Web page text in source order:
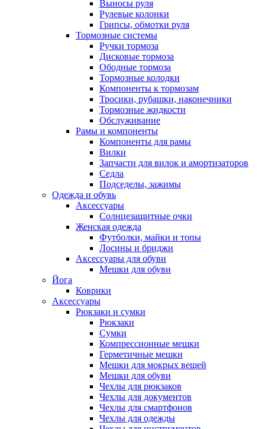
Выносы руля
Рулевые колонки
Грипсы, обмотки руля
Тормозные системы
Ручки тормоза
Дисковые тормоза
Ободные тормоза
Тормозные колодки
Компоненты к тормозам
Тросики, рубашки, наконечники
Тормозные жидкости
Обслуживание
Рамы и компоненты
Компоненты для рамы
Вилки
Запчасти для вилок и амортизаторов
Седла
Подседелы, зажимы
Одежда и обувь
Аксессуары
Солнцезащитные очки
Женская одежда
Футболки, майки и топы
Лосины и бриджи
Аксессуары для обуви
Мешки для обуви
Йога
Коврики
Аксессуары
Рюкзаки и сумки
Рюкзаки
Сумки
Компрессионные мешки
Герметичные мешки
Мешки для мокрых вещей
Мешки для обуви
Чехлы для рюкзаков
Чехлы для документов
Чехлы для смартфонов
Чехлы для одежды